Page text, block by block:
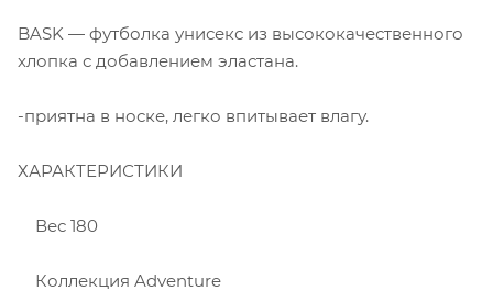
BASK — футболка унисекс из высококачественного
хлопка с добавлением эластана.
-приятна в носке, легко впитывает влагу.
ХАРАКТЕРИСТИКИ
Вес 180
Коллекция Adventure